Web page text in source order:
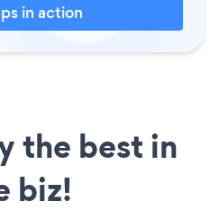
in action
the best in
biz!